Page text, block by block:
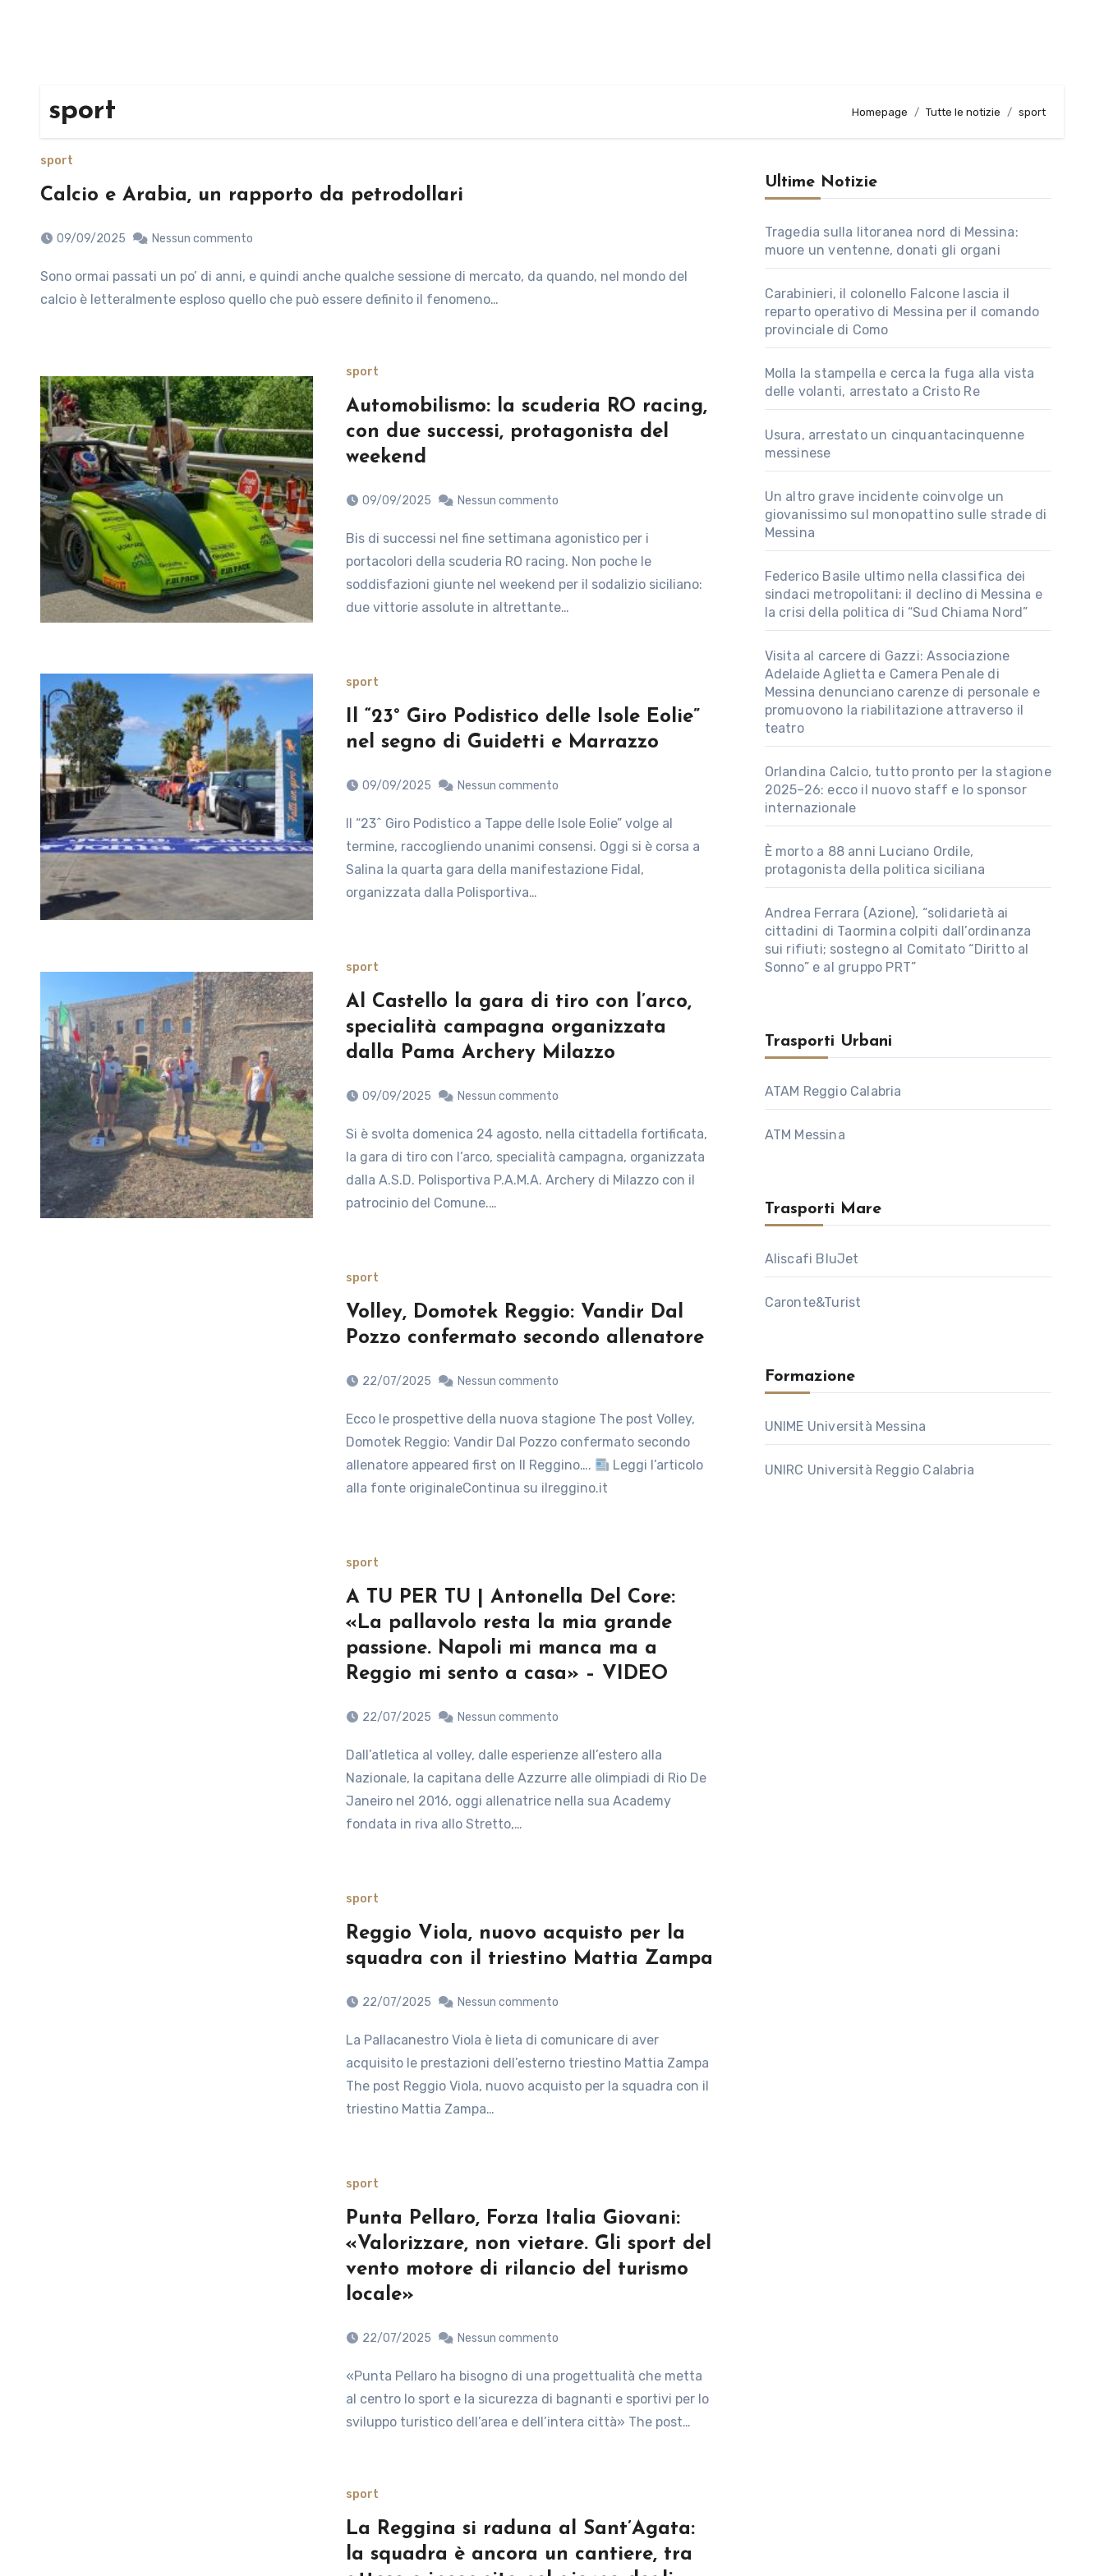
sport Homepage Tutte le notizie sport
sport
Calcio e Arabia, un rapporto da petrodollari
09/09/2025 Nessun commento
Sono ormai passati un po’ di anni, e quindi anche qualche sessione di mercato, da quando, nel mondo del
calcio è letteralmente esploso quello che può essere definito il fenomeno…
sport
Automobilismo: la scuderia RO racing,
con due successi, protagonista del
weekend
09/09/2025 Nessun commento
Bis di successi nel fine settimana agonistico per i
portacolori della scuderia RO racing. Non poche le
soddisfazioni giunte nel weekend per il sodalizio siciliano:
due vittorie assolute in altrettante…
sport
Il “23° Giro Podistico delle Isole Eolie”
nel segno di Guidetti e Marrazzo
09/09/2025 Nessun commento
Il “23^ Giro Podistico a Tappe delle Isole Eolie” volge al
termine, raccogliendo unanimi consensi. Oggi si è corsa a
Salina la quarta gara della manifestazione Fidal,
organizzata dalla Polisportiva…
sport
Al Castello la gara di tiro con l’arco,
specialità campagna organizzata
dalla Pama Archery Milazzo
09/09/2025 Nessun commento
Si è svolta domenica 24 agosto, nella cittadella fortificata,
la gara di tiro con l’arco, specialità campagna, organizzata
dalla A.S.D. Polisportiva P.A.M.A. Archery di Milazzo con il
patrocinio del Comune.…
sport
Volley, Domotek Reggio: Vandir Dal
Pozzo confermato secondo allenatore
22/07/2025 Nessun commento
Ecco le prospettive della nuova stagione The post Volley,
Domotek Reggio: Vandir Dal Pozzo confermato secondo
allenatore appeared first on Il Reggino….
Leggi l’articolo
alla fonte originaleContinua su ilreggino.it
sport
A TU PER TU | Antonella Del Core:
«La pallavolo resta la mia grande
passione. Napoli mi manca ma a
Reggio mi sento a casa» – VIDEO
22/07/2025 Nessun commento
Dall’atletica al volley, dalle esperienze all’estero alla
Nazionale, la capitana delle Azzurre alle olimpiadi di Rio De
Janeiro nel 2016, oggi allenatrice nella sua Academy
fondata in riva allo Stretto,…
sport
Reggio Viola, nuovo acquisto per la
squadra con il triestino Mattia Zampa
22/07/2025 Nessun commento
La Pallacanestro Viola è lieta di comunicare di aver
acquisito le prestazioni dell’esterno triestino Mattia Zampa
The post Reggio Viola, nuovo acquisto per la squadra con il
triestino Mattia Zampa…
sport
Punta Pellaro, Forza Italia Giovani:
«Valorizzare, non vietare. Gli sport del
vento motore di rilancio del turismo
locale»
22/07/2025 Nessun commento
«Punta Pellaro ha bisogno di una progettualità che metta
al centro lo sport e la sicurezza di bagnanti e sportivi per lo
sviluppo turistico dell’area e dell’intera città» The post…
sport
La Reggina si raduna al Sant’Agata:
la squadra è ancora un cantiere, tra
Ultime Notizie
Tragedia sulla litoranea nord di Messina:
muore un ventenne, donati gli organi
Carabinieri, il colonello Falcone lascia il
reparto operativo di Messina per il comando
provinciale di Como
Molla la stampella e cerca la fuga alla vista
delle volanti, arrestato a Cristo Re
Usura, arrestato un cinquantacinquenne
messinese
Un altro grave incidente coinvolge un
giovanissimo sul monopattino sulle strade di
Messina
Federico Basile ultimo nella classifica dei
sindaci metropolitani: il declino di Messina e
la crisi della politica di “Sud Chiama Nord”
Visita al carcere di Gazzi: Associazione
Adelaide Aglietta e Camera Penale di
Messina denunciano carenze di personale e
promuovono la riabilitazione attraverso il
teatro
Orlandina Calcio, tutto pronto per la stagione
2025–26: ecco il nuovo staff e lo sponsor
internazionale
È morto a 88 anni Luciano Ordile,
protagonista della politica siciliana
Andrea Ferrara (Azione), “solidarietà ai
cittadini di Taormina colpiti dall’ordinanza
sui rifiuti; sostegno al Comitato “Diritto al
Sonno” e al gruppo PRT”
Trasporti Urbani
ATAM Reggio Calabria
ATM Messina
Trasporti Mare
Aliscafi BluJet
Caronte&Turist
Formazione
UNIME Università Messina
UNIRC Università Reggio Calabria